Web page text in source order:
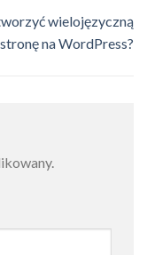
wielojęzyczną
stronę na WordPress?